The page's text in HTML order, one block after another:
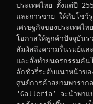
ประเทศไทย ตั้งแต่ปี
และการขาย ให้กับโช
เศรษฐกิจของประเทศไ
โอกาสให้ลูกค้าปัจจุบัน
สัมผัสถึงความรื่นรมย์แ
และสั่งทำยนตรกรรมคั
ลักชัวรี่ระดับแนวหน้าข
ศูนย์การค้าสยามพารา
‘Galleria’ จะนำพาแ